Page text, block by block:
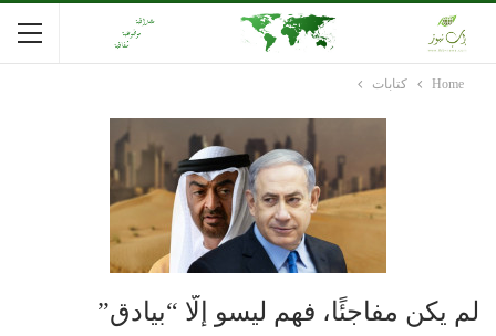
Home كتابات
لم يكن مفاجئًا، فهم ليسو إلَّا “بيادق”